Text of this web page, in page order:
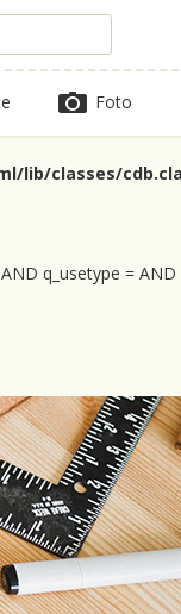
lib/classes/
q_usetype =
Foto